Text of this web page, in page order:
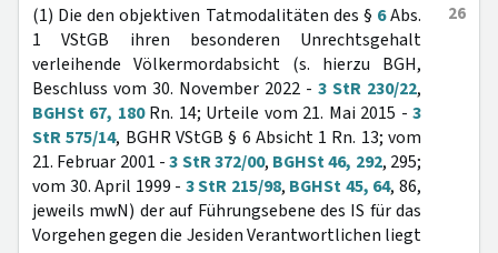
26
(1) Die den objektiven Tatmodalitäten des § 6Abs.
1 VStGB ihren besonderen Unrechtsgehalt
verleihende Völkermordabsicht (s. hierzu BGH,
Beschluss vom 30. November 2022 - 3 StR 230/22,
BGHSt 67, 180Rn. 14; Urteile vom 21. Mai 2015 -3
StR 575/14, BGHR VStGB § 6 Absicht 1 Rn. 13; vom
21. Februar 2001 -3 StR 372/00, BGHSt 46, 292, 295;
vom 30. April 1999 - 3 StR 215/98, BGHSt 45, 64, 86,
jeweils mwN) der auf Führungsebene des IS für das
Vorgehen gegen die Jesiden Verantwortlichen liegt